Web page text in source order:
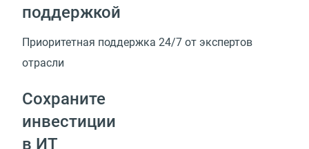
поддержкой
Приоритетная поддержка 24/7 от экспертов
отрасли
Сохраните
инвестиции
в ИТ